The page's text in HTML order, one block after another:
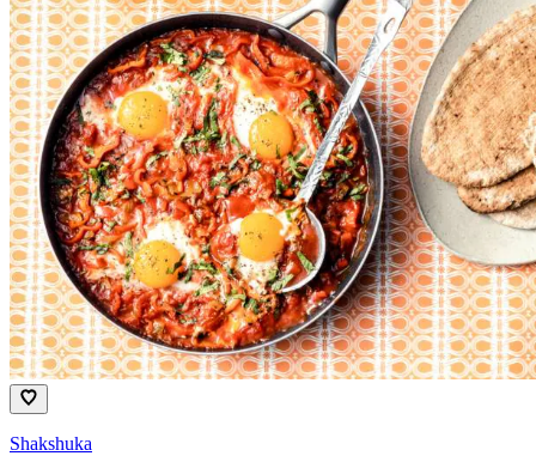
Shakshuka